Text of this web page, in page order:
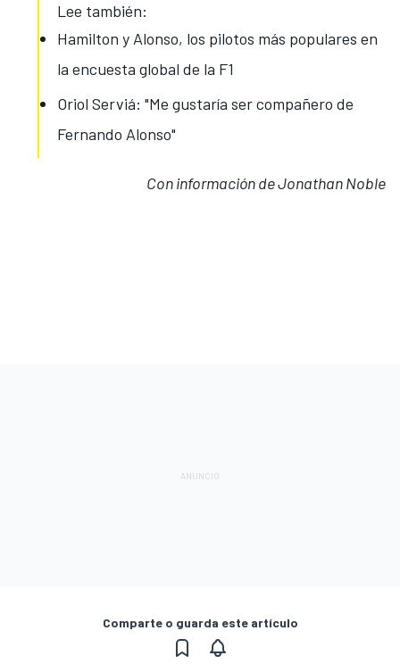
Lee también:
Hamilton y Alonso, los pilotos más populares en
la encuesta global de la F1
Oriol Serviá: "Me gustaría ser compañero de
Fernando Alonso"
Con información de Jonathan Noble
Comparte o guarda este artículo